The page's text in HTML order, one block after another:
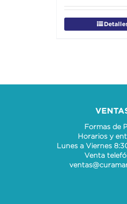
Formas de
Horarios y
Lunes a Viernes
Venta